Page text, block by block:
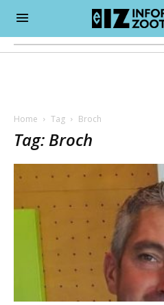
Home Tag Broch
Tag: Broch